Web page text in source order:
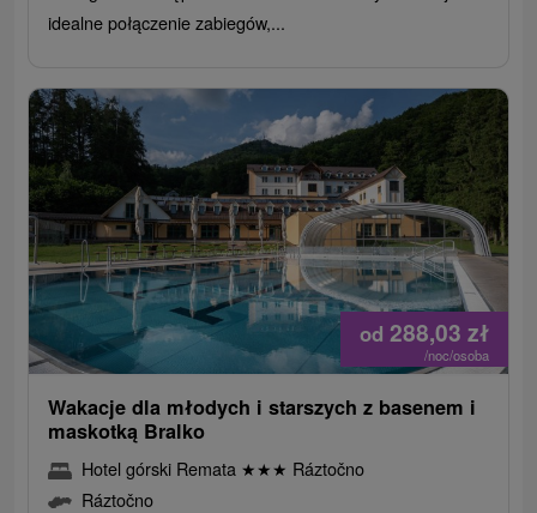
idealne połączenie zabiegów,...
od 288,03 zł
/noc/osoba
Wakacje dla młodych i starszych z basenem i
maskotką Bralko
Hotel górski Remata ★★★ Ráztočno
Ráztočno